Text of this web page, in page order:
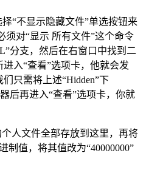
“不显示隐藏文件”单选按钮来
对“显示 所有文件”这个命令
分支，然后在右窗口中找到二
入“查看”选项卡，他就会发
只需将上述“Hidden”下
后再进入“查看”选项卡，你就
人文件全部存放到这里，再将
值，将其值改为“40000000”